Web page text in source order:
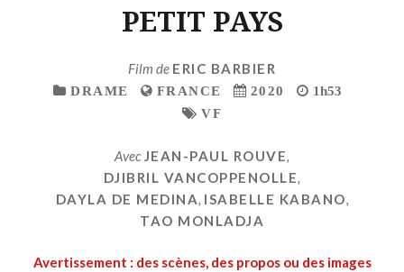
PETIT PAYS
Film de ERIC BARBIER
DRAME FRANCE 2020
1h53
VF
AvecJEAN-PAUL ROUVE,
DJIBRIL VANCOPPENOLLE,
DAYLA DE MEDINA, ISABELLE KABANO,
TAO MONLADJA
Avertissement : des scènes, des propos ou des images